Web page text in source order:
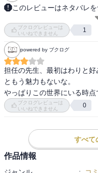
このレビューはネタバレを
憧れのゆず先生から蕩ける
はめくるめく日々の始まり
恐るべき事実が明かされた時
始め…!? 一方、特効薬開発
・‥…━━━☆・
感想は最終巻にまとめて記載
ブクログレビューは
いいねできません
1
powered by ブクログ
担任の先生、最初はわりと
ともう魅力もないな。
ブクログレビューは
いいねできません
0
すべて
作品情報